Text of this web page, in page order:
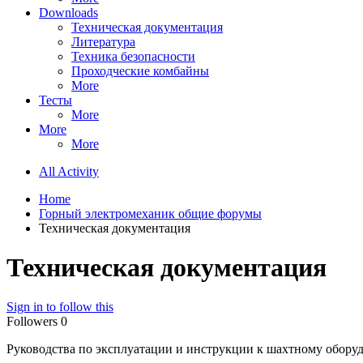
Downloads
Техническая документация
Литература
Техника безопасности
Проходческие комбайны
More
Тесты
More
More
More
All Activity
Home
Горный электромеханик общие форумы
Техническая документация
Техническая документация
Sign in to follow this
Followers 0
Руководства по эксплуатации и инструкции к шахтному